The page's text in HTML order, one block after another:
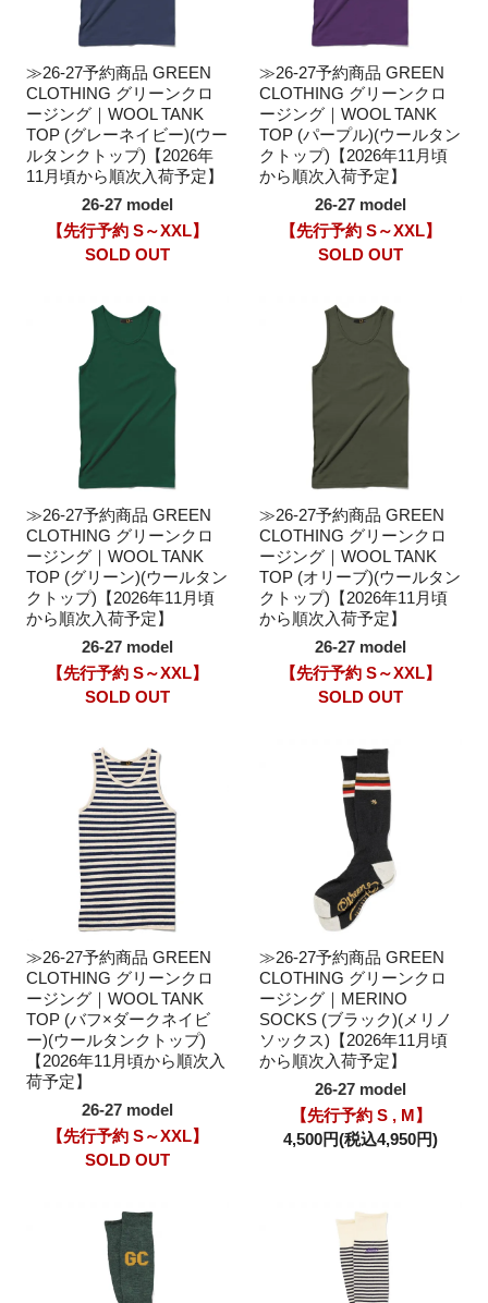
≫26-27予約商品 GREEN
CLOTHING グリーンクロ
ージング｜WOOL TANK
TOP (グレーネイビー)(ウー
ルタンクトップ)【2026年
11月頃から順次入荷予定】
26-27 model
【先行予約 S～XXL】
SOLD OUT
≫26-27予約商品 GREEN
CLOTHING グリーンクロ
ージング｜WOOL TANK
TOP (パープル)(ウールタン
クトップ)【2026年11月頃
から順次入荷予定】
26-27 model
【先行予約 S～XXL】
SOLD OUT
≫26-27予約商品 GREEN
CLOTHING グリーンクロ
ージング｜WOOL TANK
TOP (グリーン)(ウールタン
クトップ)【2026年11月頃
から順次入荷予定】
26-27 model
【先行予約 S～XXL】
SOLD OUT
≫26-27予約商品 GREEN
CLOTHING グリーンクロ
ージング｜WOOL TANK
TOP (オリーブ)(ウールタン
クトップ)【2026年11月頃
から順次入荷予定】
26-27 model
【先行予約 S～XXL】
SOLD OUT
≫26-27予約商品 GREEN
CLOTHING グリーンクロ
ージング｜WOOL TANK
TOP (バフ×ダークネイビ
ー)(ウールタンクトップ)
【2026年11月頃から順次入
荷予定】
26-27 model
【先行予約 S～XXL】
SOLD OUT
≫26-27予約商品 GREEN
CLOTHING グリーンクロ
ージング｜MERINO
SOCKS (ブラック)(メリノ
ソックス)【2026年11月頃
から順次入荷予定】
26-27 model
【先行予約 S , M】
4,500円(税込4,950円)